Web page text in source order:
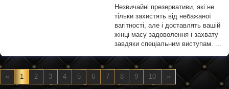
Незвичайні презервативи, які не
тільки захистять від небажаної
вагітності, але і доставлять вашій
жінці масу задоволення і захвату
завдяки спеціальним виступам. ...
« 1 2 3 4 5 6 7 8 9 10 »